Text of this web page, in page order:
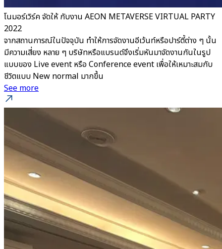
โนมอร์เวิร์ค จัดให้ กับงาน AEON METAVERSE VIRTUAL PARTY
2022
จากสถานการณ์ในปัจจุบัน ทำให้การจัดงานอีเว้นท์หรือปาร์ตี้ต่าง ๆ นั้น
มีความเสี่ยง หลาย ๆ บริษัทหรือแบรนด์จึงเริ่มหันมาจัดงานกันในรูป
แบบของ Live event หรือ Conference event เพื่อให้เหมาะสมกับ
ชีวิตแบบ New normal มากขึ้น
See more